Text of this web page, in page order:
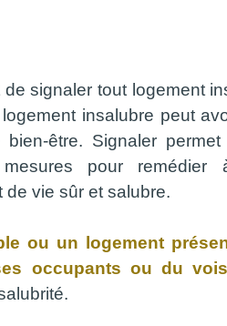
de signaler tout logement
insalubre peut
être. Signaler
pour
de vie sûr et salubre.
ou un logement
occupants ou du